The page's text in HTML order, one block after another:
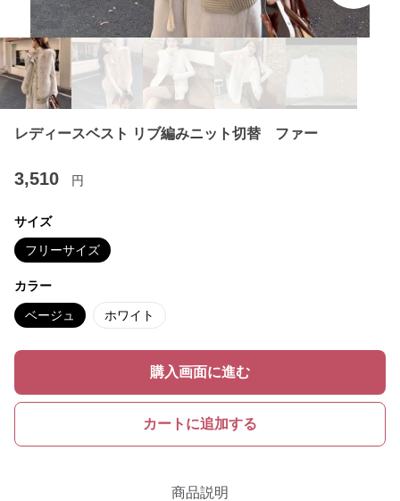
レディースベスト リブ編みニット切替 ファー
3,510 円
サイズ
フリーサイズ
カラー
ベージュ ホワイト
購入画面に進む
カートに追加する
商品説明